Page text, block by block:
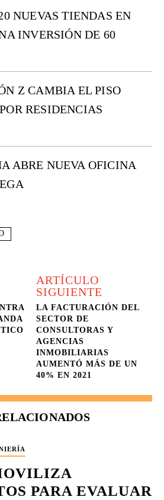
NUEVAS TIENDAS EN
INVERSIÓN DE 60
Z CAMBIA EL PISO
RESIDENCIAS
ABRE NUEVA OFICINA
ARTÍCULO
SIGUIENTE
LA FACTURACIÓN DEL
SECTOR DE
CONSULTORAS Y
AGENCIAS
INMOBILIARIAS
AUMENTÓ MÁS DE UN
40% EN 2021
PARA EVALUAR